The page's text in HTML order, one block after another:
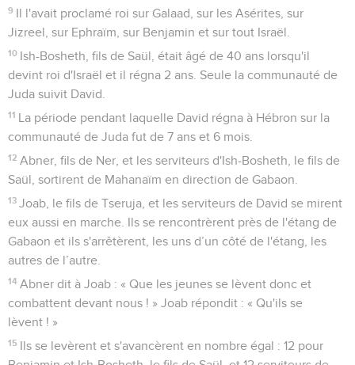
9 Il l'avait proclamé roi sur Galaad, sur les Asérites, sur
Jizreel, sur Ephraïm, sur Benjamin et sur tout Israël.
10 Ish-Bosheth, fils de Saül, était âgé de 40 ans lorsqu'il
devint roi d'Israël et il régna 2 ans. Seule la communauté de
Juda suivit David.
11 La période pendant laquelle David régna à Hébron sur la
communauté de Juda fut de 7 ans et 6 mois.
12 Abner, fils de Ner, et les serviteurs d'Ish-Bosheth, le fils de
Saül, sortirent de Mahanaïm en direction de Gabaon.
13 Joab, le fils de Tseruja, et les serviteurs de David se mirent
eux aussi en marche. Ils se rencontrèrent près de l'étang de
Gabaon et ils s'arrêtèrent, les uns d’un côté de l'étang, les
autres de l’autre.
14 Abner dit à Joab : « Que les jeunes se lèvent donc et
combattent devant nous ! » Joab répondit : « Qu'ils se
lèvent ! »
15 Ils se levèrent et s'avancèrent en nombre égal : 12 pour